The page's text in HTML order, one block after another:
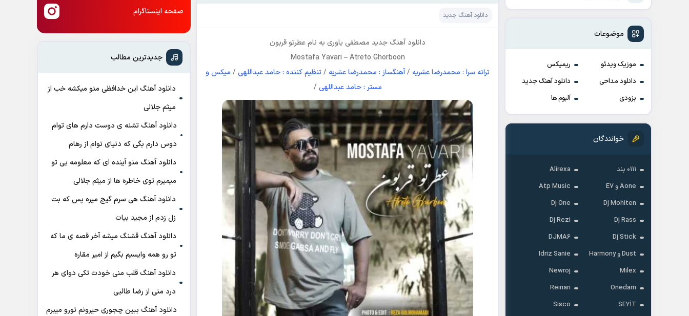
موضوعات
موزیک ویدئو
ریمیکس
دانلود مداحی
دانلود آهنگ جدید
بزودی
آلبوم ها
خوانندگان
۰۱۱۱ بند
Alirexa
Aone و E7
Atp Music
Dj Mohiten
Dj One
Dj Rass
Dj Rezi
Dj Stick
DJMA6
Dust و Harmony
Idriz Sanie
Milex
Newroj
Onedam
Reinari
SEYİT
Sisco
دانلود آهنگ جدید
دانلود آهنگ جدید مصطفی یاوری به نامعطرتو قربون
Mostafa Yavari –Atreto Ghorboon
ترانه سرا : محمدرضا عشریه /آهنگساز : محمدرضا عشریه /تنظیم کننده : حامد عبداللهی / میکس و
مستر : حامد عبداللهی /
صفحه اینستاگرام
جدیدترین مطالب
دانلود آهنگ این خدافظی منو میکشه خب از
میثم جلالی
دانلود آهنگ تشنه ی دوست دارم های توام
دوس دارم بگی که دنیای توام از رهام
دانلود آهنگ منو آینده ای که معلومه بی تو
میمیرم توی خاطره ها از میثم جلالی
دانلود آهنگ هی سرم گیج میره‌ پس که بت
زل زدم از مجید بیات
دانلود آهنگ ﻗﺸﻨﮓ ﻣﻴﺸﻪ آﺧﺮ ﻗﺼﻪ ی ﻣﺎ ﻛﻪ
ﺗﻮ رو ﻫﻤﻪ واﻳﺴﻴﻢ ﺑﮕﻴﻢ از امیر مقاره
دانلود آهنگ قلب منی خودت تکی دوای هر
درد منی از رضا طالبی
دانلود آهنگ ببین چجوری حیرونم تورو میبرم